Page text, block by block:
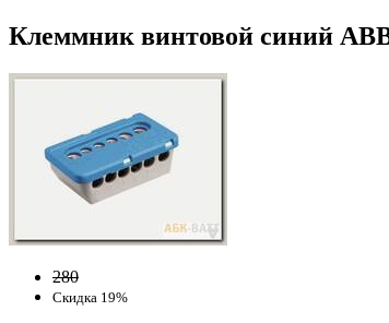
Клеммник винтовой синий
280
Скидка 19%